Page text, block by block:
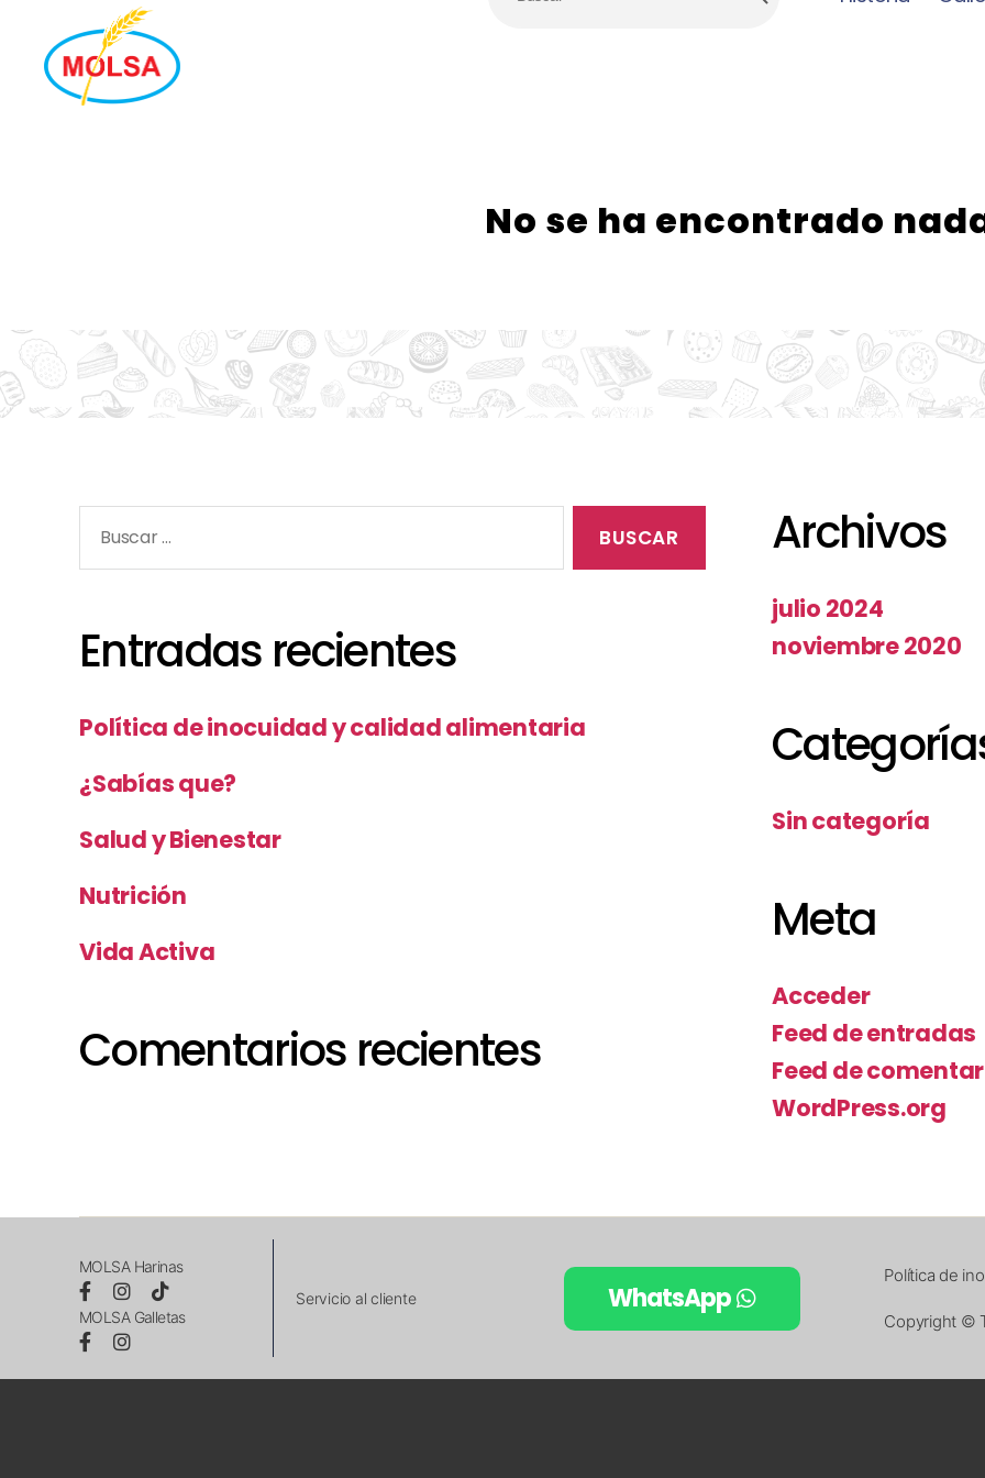
No se ha encontrado
Entradas recientes
Política de inocuidad y calidad alimentaria
¿Sabías que?
Salud y Bienestar
Nutrición
Vida Activa
Comentarios recientes
Archivos
julio 2024
noviembre 2020
Sin categoría
Meta
Acceder
Feed de entradas
Feed de
WordPress.org
MOLSA Harinas
MOLSA Galletas
Servicio al cliente WhatsApp
Política de
Copyright ©